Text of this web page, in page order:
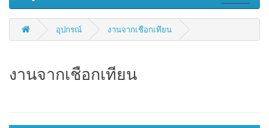
อุปกรณ์ งานจากเชือกเทียน
งานจากเชือกเทียน